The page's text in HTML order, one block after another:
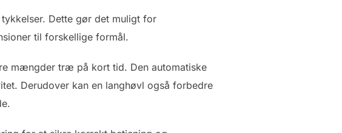
Dette gør det muligt for
til forskellige formål.
mængder træ på kort tid. Den automatiske
Derudover kan en langhøvl også forbedre